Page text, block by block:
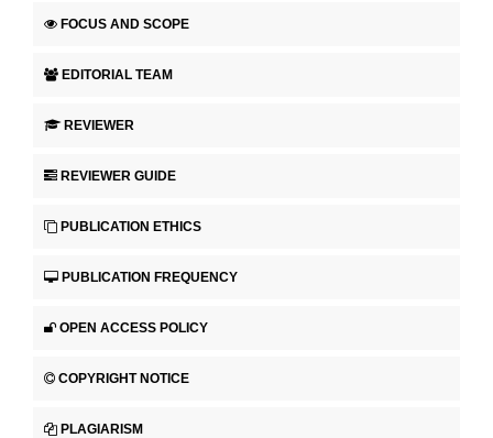
FOCUS AND SCOPE
EDITORIAL TEAM
REVIEWER
REVIEWER GUIDE
PUBLICATION ETHICS
PUBLICATION FREQUENCY
OPEN ACCESS POLICY
COPYRIGHT NOTICE
PLAGIARISM